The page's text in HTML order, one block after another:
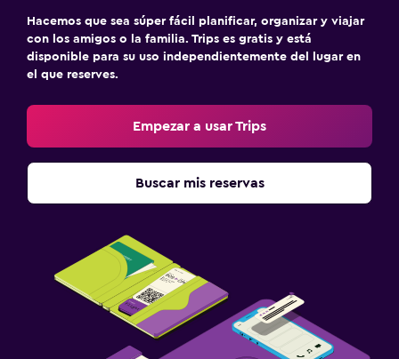
Hacemos que sea súper fácil planificar, organizar y viajar
con los amigos o la familia. Trips es gratis y está
disponible para su uso independientemente del lugar en
el que reserves.
Empezar a usar Trips
Buscar mis reservas